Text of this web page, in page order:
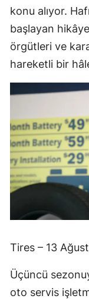
konu alıyor.
başlayan
örgütleri ve
hareketli bir
Tires – 13
Üçüncü
oto servis